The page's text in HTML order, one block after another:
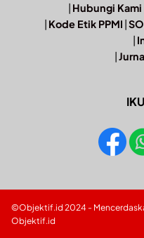
| Hubungi Kami
| Kode Etik PPMI |
|
|
©Objektif.id 2024 -
Objektif.id